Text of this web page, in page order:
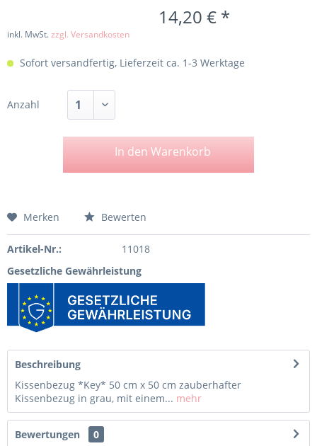
14,20 € *
inkl. MwSt.zzgl. Versandkosten
Sofort versandfertig, Lieferzeit ca. 1-3 Werktage
Anzahl
In den Warenkorb
Merken Bewerten
Artikel-Nr.:
11018
Gesetzliche Gewährleistung
Beschreibung
Kissenbezug *Key* 50 cm x 50 cm zauberhafter
Kissenbezug in grau, mit einem... mehr
Bewertungen
0